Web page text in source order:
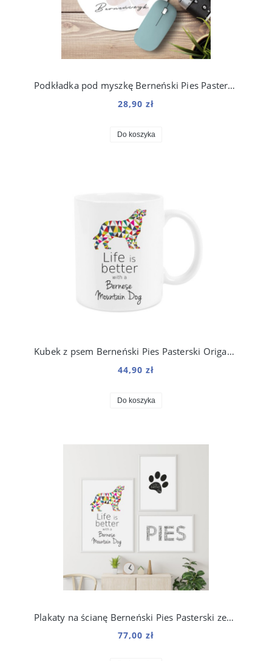
Podkładka pod myszkę Berneński Pies Pasterski Boho Line
28,90 zł
Do koszyka
Kubek z psem Berneński Pies Pasterski Origami 330 ml
44,90 zł
Do koszyka
Plakaty na ścianę Berneński Pies Pasterski zestaw do salonu
77,00 zł